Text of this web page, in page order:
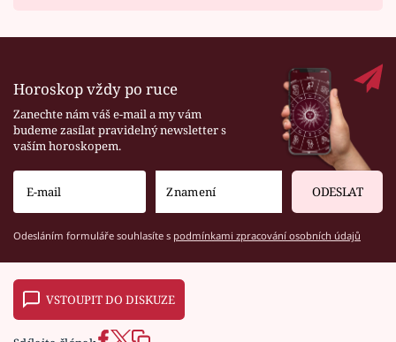
Horoskop vždy po ruce
Zanechte nám váš e-mail a my vám
budeme zasílat pravidelný newsletter s
vaším horoskopem.
ODESLAT
Odesláním formuláře souhlasíte s podmínkami zpracování osobních údajů
VSTOUPIT DO DISKUZE